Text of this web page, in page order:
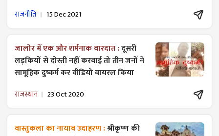
राजनीति 15 Dec 2021
जालोर में एक और शर्मनाक वारदात :दूसरी
लड़कियों से दोस्ती नहीं करवाई तो तीन जनों ने
सामूहिक दुष्कर्म कर वीडियो वायरल किया
राजस्थान 23 Oct 2020
वास्तुकला का नायाब उदाहरण :श्रीकृष्ण की